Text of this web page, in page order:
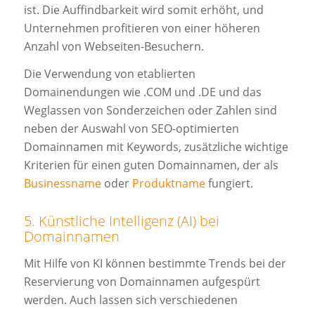
ist. Die Auffindbarkeit wird somit erhöht, und
Unternehmen profitieren von einer höheren
Anzahl von Webseiten-Besuchern.
Die Verwendung von etablierten
Domainendungen wie .COM und .DE und das
Weglassen von Sonderzeichen oder Zahlen sind
neben der Auswahl von SEO-optimierten
Domainnamen mit Keywords, zusätzliche wichtige
Kriterien für einen guten Domainnamen, der als
Businessnameoder Produktnamefungiert.
5. Künstliche Intelligenz (AI) bei
Domainnamen
Mit Hilfe von KI können bestimmte Trends bei der
Reservierung von Domainnamen aufgespürt
werden. Auch lassen sich verschiedenen